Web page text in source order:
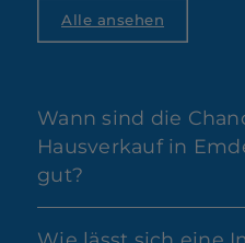
Alle ansehen
Wann sind die
Hausverkauf in
gut?